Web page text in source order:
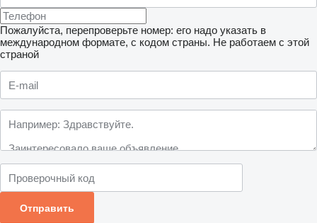
Пожалуйста, перепроверьте номер: его надо указать в
международном формате, с кодом страны. Не работаем с этой
страной